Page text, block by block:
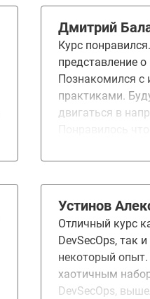
Дмитрий
Курс
представление
Познакомился с
практиками.
двигаться в
этом
Устинов
Отличный курс
DevSecOps, так
некоторый
хаотичным
DevSecOps,